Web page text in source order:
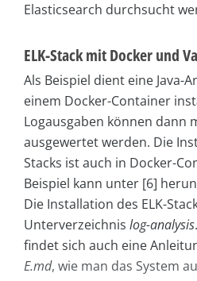
Elasticsearch durchsucht
ELK-Stack mit Docker und
Als Beispiel dient eine Java-
einem Docker-Container
Logausgaben können dann
ausgewertet werden. Die
Stacks ist auch in Docker-
Beispiel kann unter [6]
Die Installation des ELK-
Unterverzeichnis log-analysis
findet sich auch eine
E.md, wie man das System